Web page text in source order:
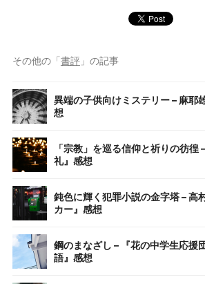
その他の「書評」の記事
異端の子供向けミステリー – 麻耶
想
「宗教」を巡る信仰と祈りの彷徨
礼』感想
鈍色に輝く犯罪小説の金字塔 – 高
カー』感想
鋼のまなざし – 『花の中学生応援
語』感想